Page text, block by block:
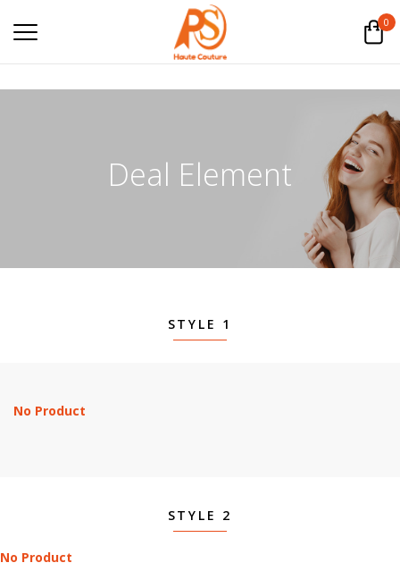
0
Deal Element
STYLE 1
No Product
STYLE 2
No Product